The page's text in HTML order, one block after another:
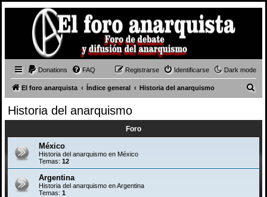
Dark mode
Donations FAQ Identificarse
Registrarse
El foro anarquista Índice general Historia del anarquismo
Historia del anarquismo
Foro
México
Historia del anarquismo en México
Temas: 12
Argentina
Historia del anarquismo en Argentina
Temas: 1